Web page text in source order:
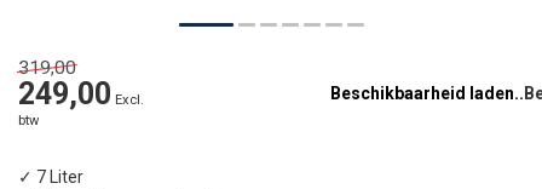
319,00
249,00 Excl.
btw
Beschikbaarheid laden..
✓ 7 Liter